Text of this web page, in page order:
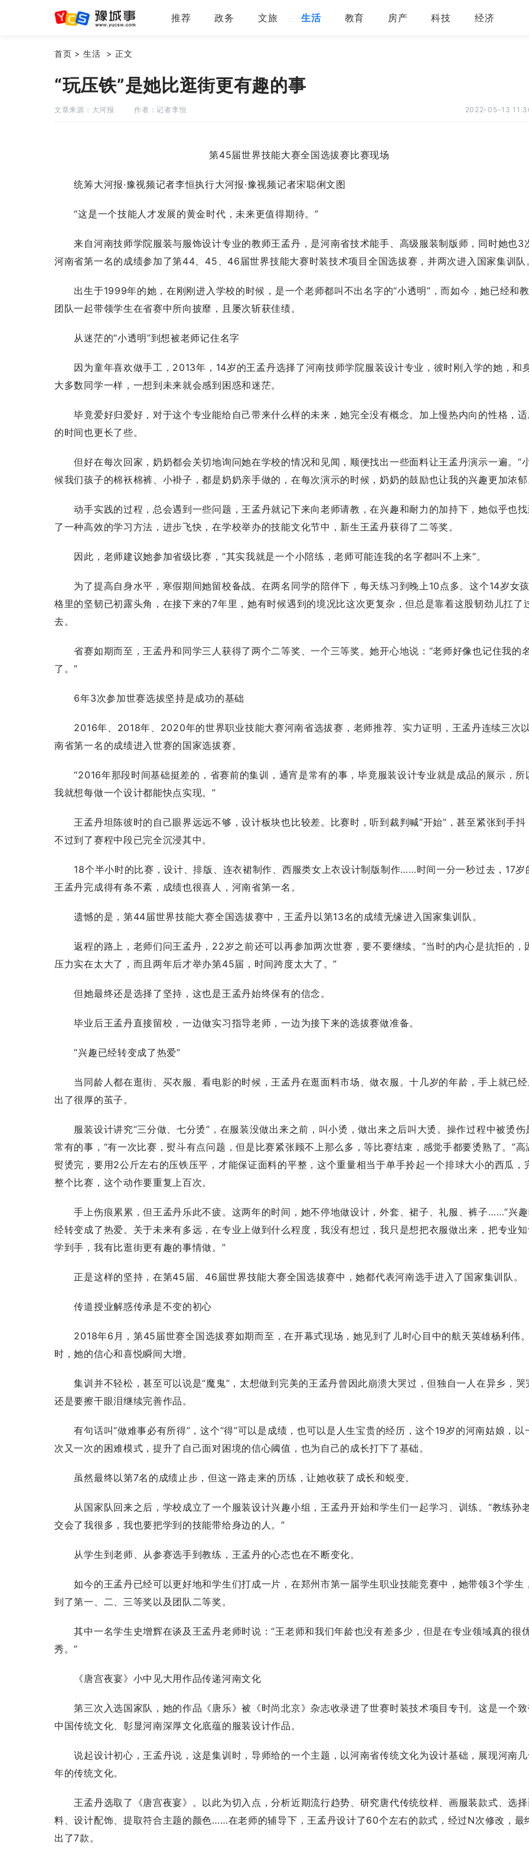
推荐 政务 文旅 生活 教育 房产 科技 经济
首页 > 生活 > 正文
“玩压铁”是她比逛街更有趣的事
文章来源：大河报 作者：记者李恒 2022-05-13
第45届世界技能大赛全国选拔赛比赛现场
统筹大河报·豫视频记者李恒执行大河报·豫视频记者宋聪俐文图
“这是一个技能人才发展的黄金时代，未来更值得期待。”
来自河南技师学院服装与服饰设计专业的教师王孟丹，是河南省技术能手、高级服装制版师，同时她也3
河南省第一名的成绩参加了第44、45、46届世界技能大赛时装技术项目全国选拔赛，并两次进入国家集训队
出生于1999年的她，在刚刚进入学校的时候，是一个老师都叫不出名字的“小透明”，而如今，她已经和
团队一起带领学生在省赛中所向披靡，且屡次斩获佳绩。
从迷茫的“小透明”到想被老师记住名字
因为童年喜欢做手工，2013年，14岁的王孟丹选择了河南技师学院服装设计专业，彼时刚入学的她，和
大多数同学一样，一想到未来就会感到困惑和迷茫。
毕竟爱好归爱好，对于这个专业能给自己带来什么样的未来，她完全没有概念。加上慢热内向的性格，
的时间也更长了些。
但好在每次回家，奶奶都会关切地询问她在学校的情况和见闻，顺便找出一些面料让王孟丹演示一遍。“
候我们孩子的棉袄棉裤、小褂子，都是奶奶亲手做的，在每次演示的时候，奶奶的鼓励也让我的兴趣更加浓郁
动手实践的过程，总会遇到一些问题，王孟丹就记下来向老师请教，在兴趣和耐力的加持下，她似乎也找
了一种高效的学习方法，进步飞快，在学校举办的技能文化节中，新生王孟丹获得了二等奖。
因此，老师建议她参加省级比赛，“其实我就是一个小陪练，老师可能连我的名字都叫不上来”。
为了提高自身水平，寒假期间她留校备战。在两名同学的陪伴下，每天练习到晚上10点多。这个14岁女
格里的坚韧已初露头角，在接下来的7年里，她有时候遇到的境况比这次更复杂，但总是靠着这股韧劲儿扛了
去。
省赛如期而至，王孟丹和同学三人获得了两个二等奖、一个三等奖。她开心地说：“老师好像也记住我的
了。”
6年3次参加世赛选拔坚持是成功的基础
2016年、2018年、2020年的世界职业技能大赛河南省选拔赛，老师推荐、实力证明，王孟丹连续三次
南省第一名的成绩进入世赛的国家选拔赛。
“2016年那段时间基础挺差的，省赛前的集训，通宵是常有的事，毕竟服装设计专业就是成品的展示，所
我就想每做一个设计都能快点实现。”
王孟丹坦陈彼时的自己眼界远远不够，设计板块也比较差。比赛时，听到裁判喊“开始”，甚至紧张到手抖
不过到了赛程中段已完全沉浸其中。
18个半小时的比赛，设计、排版、连衣裙制作、西服类女上衣设计制版制作……时间一分一秒过去，17岁
王孟丹完成得有条不紊，成绩也很喜人，河南省第一名。
遗憾的是，第44届世界技能大赛全国选拔赛中，王孟丹以第13名的成绩无缘进入国家集训队。
返程的路上，老师们问王孟丹，22岁之前还可以再参加两次世赛，要不要继续。“当时的内心是抗拒的，
压力实在太大了，而且两年后才举办第45届，时间跨度太大了。”
但她最终还是选择了坚持，这也是王孟丹始终保有的信念。
毕业后王孟丹直接留校，一边做实习指导老师，一边为接下来的选拔赛做准备。
“兴趣已经转变成了热爱”
当同龄人都在逛街、买衣服、看电影的时候，王孟丹在逛面料市场、做衣服。十几岁的年龄，手上就已经
出了很厚的茧子。
服装设计讲究“三分做、七分烫”，在服装没做出来之前，叫小烫，做出来之后叫大烫。操作过程中被烫伤
常有的事，“有一次比赛，熨斗有点问题，但是比赛紧张顾不上那么多，等比赛结束，感觉手都要烫熟了。”高
熨烫完，要用2公斤左右的压铁压平，才能保证面料的平整，这个重量相当于单手拎起一个排球大小的西瓜，
整个比赛，这个动作要重复上百次。
手上伤痕累累，但王孟丹乐此不疲。这两年的时间，她不停地做设计，外套、裙子、礼服、裤子……“兴趣
经转变成了热爱。关于未来有多远，在专业上做到什么程度，我没有想过，我只是想把衣服做出来，把专业知
学到手，我有比逛街更有趣的事情做。”
正是这样的坚持，在第45届、46届世界技能大赛全国选拔赛中，她都代表河南选手进入了国家集训队。
传道授业解惑传承是不变的初心
2018年6月，第45届世赛全国选拔赛如期而至，在开幕式现场，她见到了儿时心目中的航天英雄杨利伟
时，她的信心和喜悦瞬间大增。
集训并不轻松，甚至可以说是“魔鬼”，太想做到完美的王孟丹曾因此崩溃大哭过，但独自一人在异乡，哭
还是要擦干眼泪继续完善作品。
有句话叫“做难事必有所得”，这个“得”可以是成绩，也可以是人生宝贵的经历，这个19岁的河南姑娘，以
次又一次的困难模式，提升了自己面对困境的信心阈值，也为自己的成长打下了基础。
虽然最终以第7名的成绩止步，但这一路走来的历练，让她收获了成长和蜕变。
从国家队回来之后，学校成立了一个服装设计兴趣小组，王孟丹开始和学生们一起学习、训练。“教练孙
交会了我很多，我也要把学到的技能带给身边的人。”
从学生到老师、从参赛选手到教练，王孟丹的心态也在不断变化。
如今的王孟丹已经可以更好地和学生们打成一片，在郑州市第一届学生职业技能竞赛中，她带领3个学生
到了第一、二、三等奖以及团队二等奖。
其中一名学生史增辉在谈及王孟丹老师时说：“王老师和我们年龄也没有差多少，但是在专业领域真的很
秀。”
《唐宫夜宴》小中见大用作品传递河南文化
第三次入选国家队，她的作品《唐乐》被《时尚北京》杂志收录进了世赛时装技术项目专刊。这是一个致
中国传统文化、彰显河南深厚文化底蕴的服装设计作品。
说起设计初心，王孟丹说，这是集训时，导师给的一个主题，以河南省传统文化为设计基础，展现河南
年的传统文化。
王孟丹选取了《唐宫夜宴》。以此为切入点，分析近期流行趋势、研究唐代传统纹样、画服装款式、选
料、设计配饰、提取符合主题的颜色……在老师的辅导下，王孟丹设计了60个左右的款式，经过N次修改，最
出了7款。